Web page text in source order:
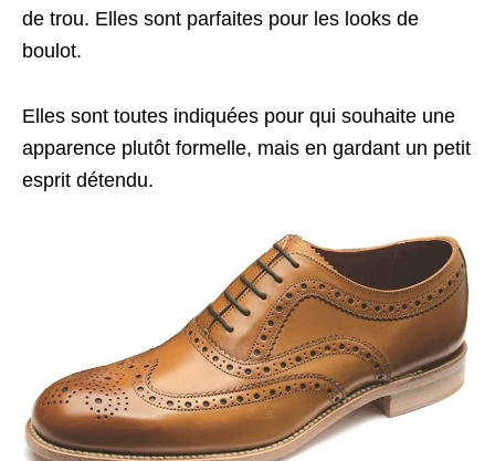
de trou. Elles sont parfaites pour les looks de
boulot.
Elles sont toutes indiquées pour qui souhaite une
apparence plutôt formelle, mais en gardant un petit
esprit détendu.